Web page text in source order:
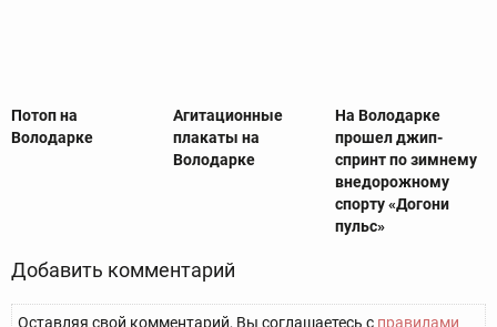
Потоп на
Володарке
Агитационные
плакаты на
Володарке
На Володарке
прошел джип-
спринт по зимнему
внедорожному
спорту «Догони
пульс»
Добавить комментарий
Оставляя свой комментарий, Вы соглашаетесь с правилами